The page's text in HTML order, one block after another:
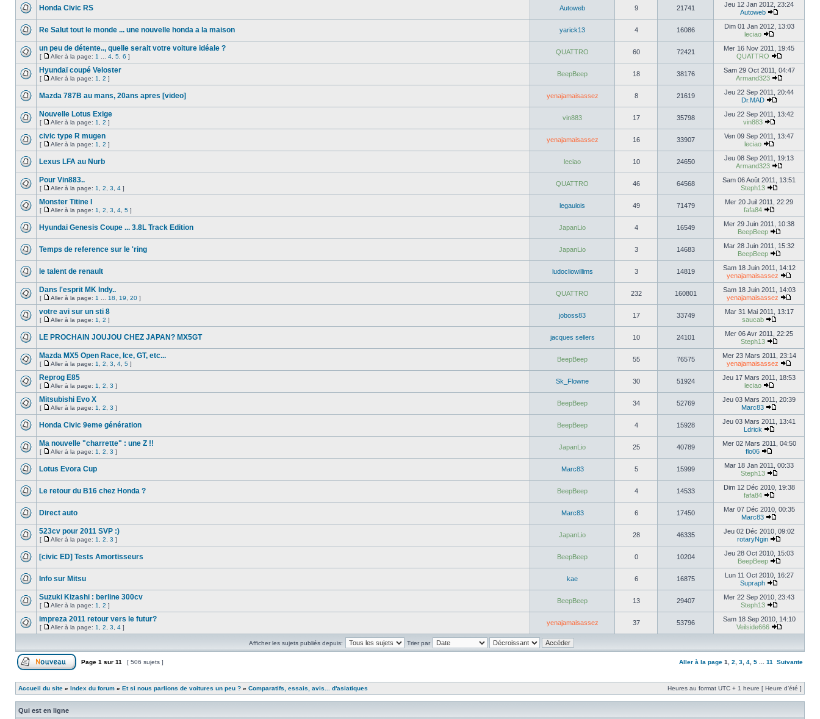
Honda Civic RS Autoweb 9 21741
Jeu 12 Jan 2012, 23:24
Autoweb
Re Salut tout le monde ... une nouvelle honda a la maison yarick13 4 16086
Dim 01 Jan 2012, 13:03
leciao
un peu de détente.., quelle serait votre voiture idéale ?
[ Aller à la page: 1 4 5 6 ]
QUATTRO 60 72421
Mer 16 Nov 2011, 19:45
QUATTRO
Hyundaï coupé Veloster
[ Aller à la page: 1 2 ]
BeepBeep 18 38176
Sam 29 Oct 2011, 04:47
Armand323
Mazda 787B au mans, 20ans apres [video] yenajamaisassez 8 21619
Jeu 22 Sep 2011, 20:44
Dr.MAD
Nouvelle Lotus Exige
[ Aller à la page: 1 2 ]
vin883 17 35798
Jeu 22 Sep 2011, 13:42
vin883
civic type R mugen
[ Aller à la page: 1 2 ]
yenajamaisassez 16 33907
Ven 09 Sep 2011, 13:47
leciao
Lexus LFA au Nurb leciao 10 24650
Jeu 08 Sep 2011, 19:13
Armand323
Pour Vin883..
[ Aller à la page: 1 2 3 4 ]
QUATTRO 46 64568
Sam 06 Août 2011, 13:51
Steph13
Monster Titine I
[ Aller à la page: 1 2 3 4 5 ]
legaulois 49 71479
Mer 20 Juil 2011, 22:29
fafa84
Hyundai Genesis Coupe ... 3.8L Track Edition JapanLio 4 16549
Mer 29 Juin 2011, 10:38
BeepBeep
Temps de reference sur le 'ring JapanLio 3 14683
Mar 28 Juin 2011, 15:32
BeepBeep
le talent de renault ludocliowillims 3 14819
Sam 18 Juin 2011, 14:12
yenajamaisassez
Dans l'esprit MK Indy..
[ Aller à la page: 1 18 19 20 ]
QUATTRO 232 160801
Sam 18 Juin 2011, 14:03
yenajamaisassez
votre avi sur un sti 8
[ Aller à la page: 1 2 ]
joboss83 17 33749
Mar 31 Mai 2011, 13:17
saucab
LE PROCHAIN JOUJOU CHEZ JAPAN? MX5GT jacques sellers 10 24101
Mer 06 Avr 2011, 22:25
Steph13
Mazda MX5 Open Race, Ice, GT, etc...
[ Aller à la page: 1 2 3 4 5 ]
BeepBeep 55 76575
Mer 23 Mars 2011, 23:14
yenajamaisassez
Reprog E85
[ Aller à la page: 1 2 3 ]
Sk_Flowne 30 51924
Jeu 17 Mars 2011, 18:53
leciao
Mitsubishi Evo X
[ Aller à la page: 1 2 3 ]
BeepBeep 34 52769
Jeu 03 Mars 2011, 20:39
Marc83
Honda Civic 9eme génération BeepBeep 4 15928
Jeu 03 Mars 2011, 13:41
Ldrick
Ma nouvelle "charrette" : une Z !!
[ Aller à la page: 1 2 3 ]
JapanLio 25 40789
Mer 02 Mars 2011, 04:50
flo06
Lotus Evora Cup Marc83 5 15999
Mar 18 Jan 2011, 00:33
Steph13
Le retour du B16 chez Honda ? BeepBeep 4 14533
Dim 12 Déc 2010, 19:38
fafa84
Direct auto Marc83 6 17450
Mar 07 Déc 2010, 00:35
Marc83
523cv pour 2011 SVP :)
[ Aller à la page: 1 2 3 ]
JapanLio 28 46335
Jeu 02 Déc 2010, 09:02
rotaryNgin
[civic ED] Tests Amortisseurs BeepBeep 0 10204
Jeu 28 Oct 2010, 15:03
BeepBeep
Info sur Mitsu kae 6 16875
Lun 11 Oct 2010, 16:27
Supraph
Suzuki Kizashi : berline 300cv
[ Aller à la page: 1 2 ]
BeepBeep 13 29407
Mer 22 Sep 2010, 23:43
Steph13
impreza 2011 retour vers le futur?
[ Aller à la page: 1 2 3 4 ]
yenajamaisassez 37 53796
Sam 18 Sep 2010, 14:10
Veilside666
Afficher les sujets publiés depuis: Trier par
Page 1 sur 11 [ 506 sujets ] Aller à la page 1 2 3 4 5 11 Suivante
Accueil du site » Index du forum » Et si nous parlions de voitures un peu ? » Comparatifs, essais, avis... d'asiatiques Heures au format UTC + 1 heure [ Heure d’été ]
Qui est en ligne